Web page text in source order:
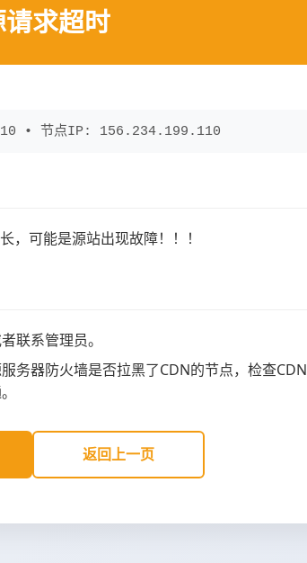
请求超时
• 节点IP: 156.234.199.110
，可能是源站出现故障！！！
联系管理员。
务器防火墙是否拉黑了CDN的节点，检查CDN
返回上一页